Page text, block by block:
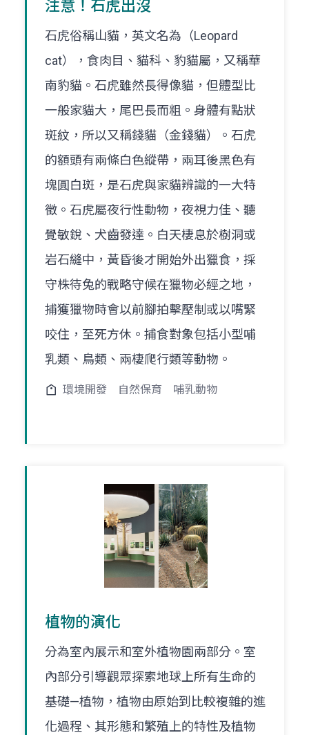
注意！石虎出沒
石虎俗稱山貓，英文名為（Leopard
cat），食肉目、貓科、豹貓屬，又稱華
南豹貓。石虎雖然長得像貓，但體型比
一般家貓大，尾巴長而粗。身體有點狀
斑紋，所以又稱錢貓（金錢貓）。石虎
的額頭有兩條白色縱帶，兩耳後黑色有
塊圓白斑，是石虎與家貓辨識的一大特
徵。石虎屬夜行性動物，夜視力佳、聽
覺敏銳、犬齒發達。白天棲息於樹洞或
岩石縫中，黃昏後才開始外出獵食，採
守株待兔的戰略守候在獵物必經之地，
捕獲獵物時會以前腳拍擊壓制或以嘴緊
咬住，至死方休。捕食對象包括小型哺
乳類、鳥類、兩棲爬行類等動物。
環境開發 自然保育 哺乳動物
植物的演化
分為室內展示和室外植物園兩部分。室
內部分引導觀眾探索地球上所有生命的
基礎—植物，植物由原始到比較複雜的進
化過程、其形態和繁殖上的特性及植物